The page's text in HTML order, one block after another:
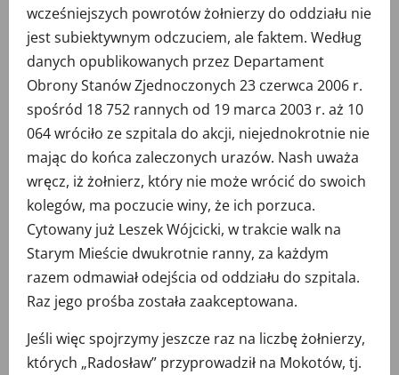
wcześniejszych powrotów żołnierzy do oddziału nie
jest subiektywnym odczuciem, ale faktem. Według
danych opublikowanych przez Departament
Obrony Stanów Zjednoczonych 23 czerwca 2006 r.
spośród 18 752 rannych od 19 marca 2003 r. aż 10
064 wróciło ze szpitala do akcji, niejednokrotnie nie
mając do końca zaleczonych urazów. Nash uważa
wręcz, iż żołnierz, który nie może wrócić do swoich
kolegów, ma poczucie winy, że ich porzuca.
Cytowany już Leszek Wójcicki, w trakcie walk na
Starym Mieście dwukrotnie ranny, za każdym
razem odmawiał odejścia od oddziału do szpitala.
Raz jego prośba została zaakceptowana.
Jeśli więc spojrzymy jeszcze raz na liczbę żołnierzy,
których „Radosław” przyprowadził na Mokotów, tj.